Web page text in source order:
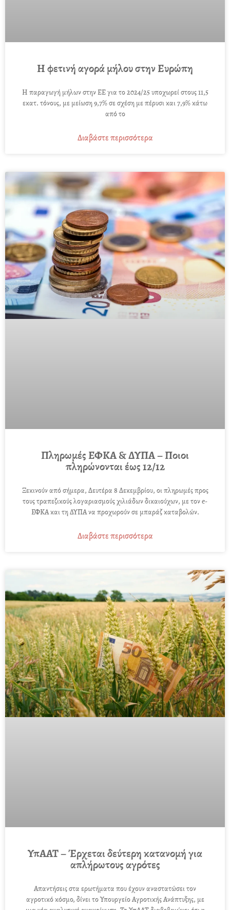
Η φετινή αγορά μήλου στην Ευρώπη
Η παραγωγή μήλων στην ΕΕ για το 2024/25 υποχωρεί στους 11,5
εκατ. τόνους, με μείωση 9,7% σε σχέση με πέρυσι και 7,9% κάτω
από το
Διαβάστε περισσότερα
Πληρωμές ΕΦΚΑ & ΔΥΠΑ – Ποιοι
πληρώνονται έως 12/12
Ξεκινούν από σήμερα, Δευτέρα 8 Δεκεμβρίου, οι πληρωμές προς
τους τραπεζικούς λογαριασμούς χιλιάδων δικαιούχων, με τον e-
ΕΦΚΑ και τη ΔΥΠΑ να προχωρούν σε μπαράζ καταβολών.
Διαβάστε περισσότερα
ΥπΑΑΤ – Έρχεται δεύτερη κατανομή για
απλήρωτους αγρότες
Απαντήσεις στα ερωτήματα που έχουν αναστατώσει τον
αγροτικό κόσμο, δίνει το Υπουργείο Αγροτικής Ανάπτυξης, με